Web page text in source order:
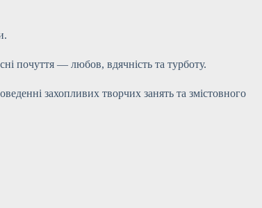
почуття — любов, вдячність та турботу.
захопливих творчих занять та змістовного